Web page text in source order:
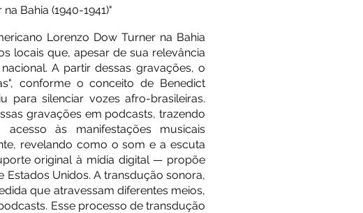
Bahia (1940-1941)"
Lorenzo Dow Turner na Bahia
locais que, apesar de sua relevância
A partir dessas gravações, o
conforme o conceito de Benedict
para silenciar vozes afro-brasileiras.
gravações em podcasts, trazendo
às manifestações musicais
revelando como o som e a escuta
original à mídia digital — propõe
Estados Unidos. A transdução sonora,
que atravessam diferentes meios,
Esse processo de transdução